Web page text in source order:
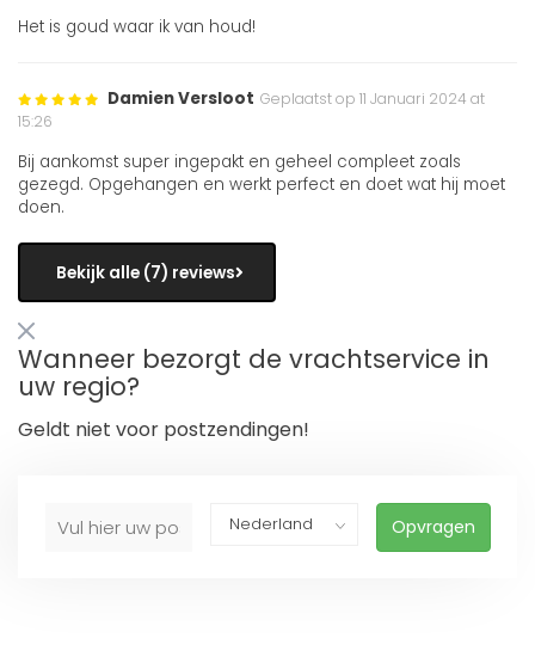
Het is goud waar ik van houd!
Damien Versloot Geplaatst op 11 Januari 2024 at
15:26
Bij aankomst super ingepakt en geheel compleet zoals
gezegd. Opgehangen en werkt perfect en doet wat hij moet
doen.
Bekijk alle (7) reviews
Wanneer bezorgt de vrachtservice in
uw regio?
Geldt niet voor postzendingen!
Opvragen